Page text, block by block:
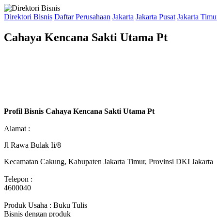
Direktori Bisnis Daftar Perusahaan Jakarta Jakarta Pusat Jakarta
Cahaya Kencana Sakti Utama Pt
Profil Bisnis Cahaya Kencana Sakti Utama Pt
Alamat :
Jl Rawa Bulak Ii/8
Kecamatan Cakung, Kabupaten Jakarta Timur, Provinsi DKI Jakarta
Telepon :
4600040
Produk Usaha : Buku Tulis
Bisnis dengan produk